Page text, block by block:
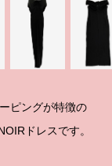
ピングが特徴の
ドレスです。